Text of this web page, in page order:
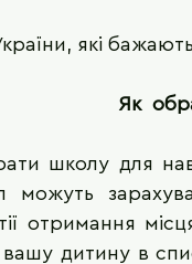
які
Як
школу для
можуть
отримання
дитину в